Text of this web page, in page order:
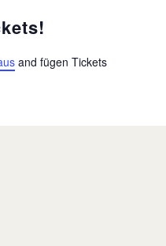
and fügen Tickets